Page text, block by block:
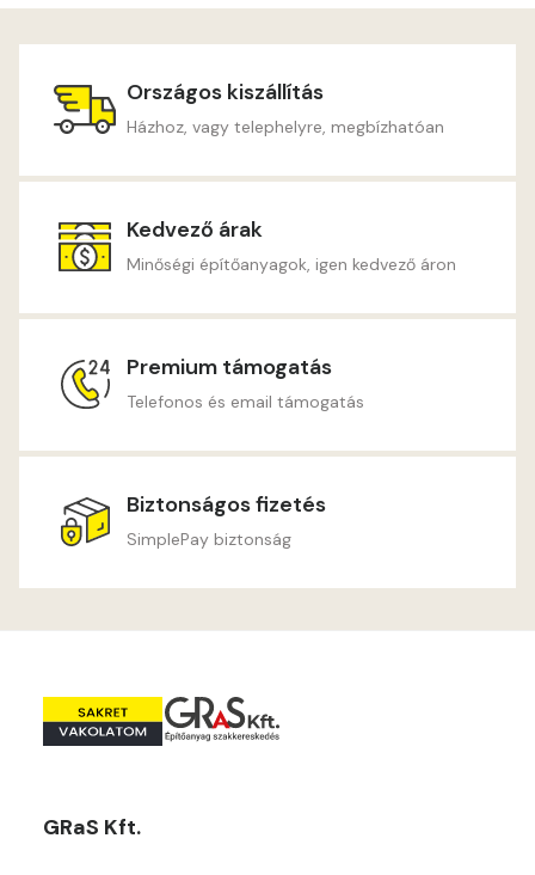
Országos kiszállítás
Házhoz, vagy telephelyre, megbízhatóan
Kedvező árak
Minőségi építőanyagok, igen kedvező áron
Premium támogatás
Telefonos és email támogatás
Biztonságos fizetés
SimplePay biztonság
GRaS Kft.